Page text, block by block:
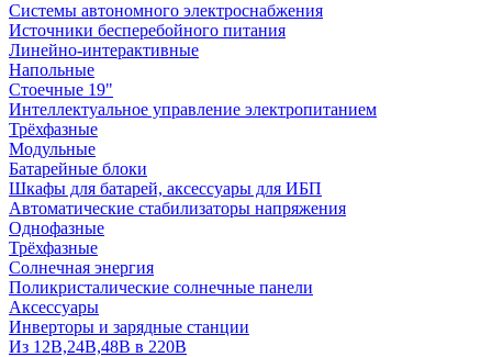
Системы автономного электроснабжения
Источники бесперебойного питания
Линейно-интерактивные
Напольные
Стоечные 19"
Интеллектуальное управление электропитанием
Трёхфазные
Модульные
Батарейные блоки
Шкафы для батарей, аксессуары для ИБП
Автоматические стабилизаторы напряжения
Однофазные
Трёхфазные
Солнечная энергия
Поликристалические солнечные панели
Аксессуары
Инверторы и зарядные станции
Из 12В,24В,48В в 220В